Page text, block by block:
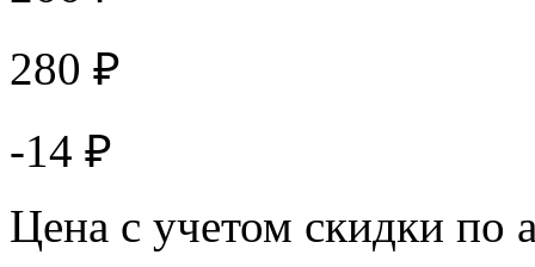
280 ₽
-14 ₽
Цена с учетом скидки по